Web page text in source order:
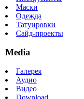
Маски
Одежда
Татуировки
Сайд-проекты
Media
Галерея
Аудио
Видео
Download